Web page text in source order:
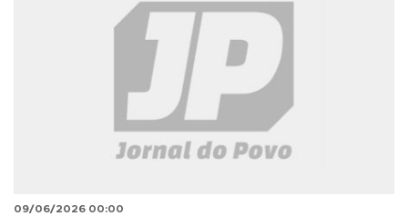
09/06/2026 00:00